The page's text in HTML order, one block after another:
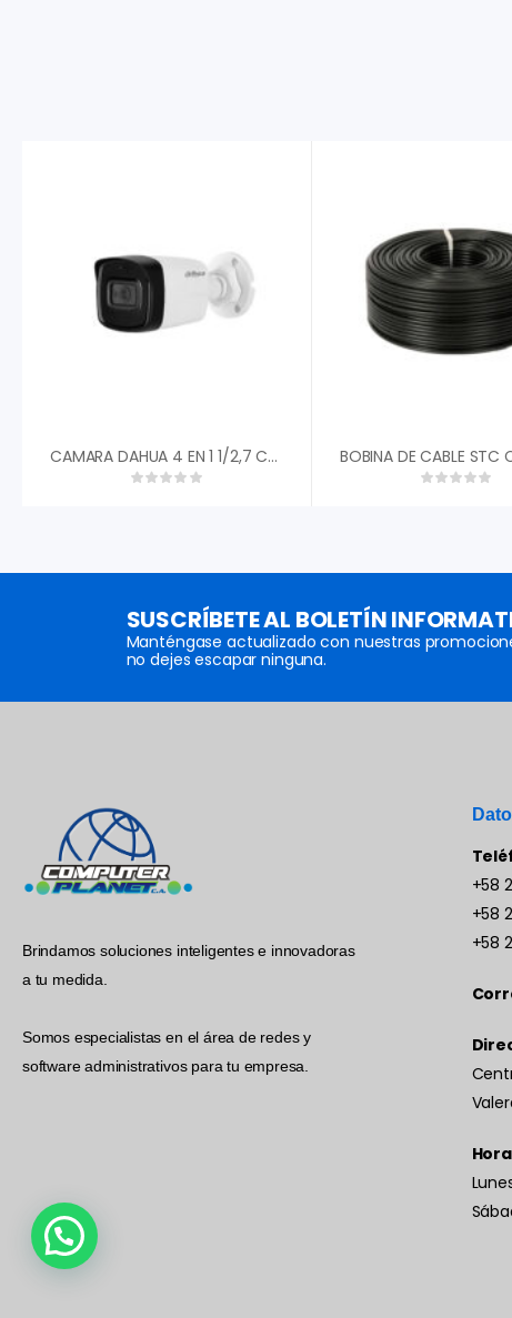
CAMARA DAHUA 4 EN 1 1/2,7 CMOS 1080P 2MP TIPO BALA PLASTICA 3,6MM FOV 87.5░ DWDR IR 40M IP67 DH-HAC-HFW1200CN-0360B-S5″
SUSCRÍBETE AL BOLETÍN
Manténgase actualizado con nuestras
no dejes escapar ninguna.
Brindamos soluciones inteligentes e innovadoras
a tu medida.
Somos especialistas en el área de redes y
software administrativos para tu empresa.
+58
+58
+58